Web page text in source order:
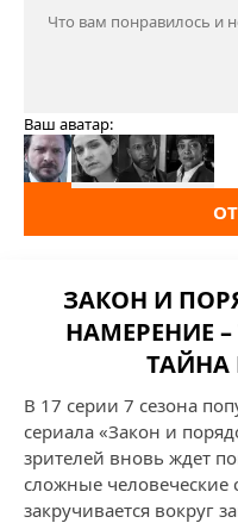
Ваш аватар:
ЗАКОН И
НАМЕРЕНИЕ –
В 17 серии 7 сезона
сериала «Закон и
зрителей вновь ждет
сложные человеческие
закручивается вокруг